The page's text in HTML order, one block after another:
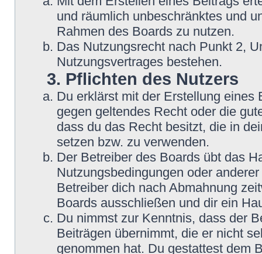
und räumlich unbeschränktes und
Rahmen des Boards zu nutzen.
Das Nutzungsrecht nach Punkt 2,
Nutzungsvertrages bestehen.
3. Pflichten des Nutzers
Du erklärst mit der Erstellung eines
gegen geltendes Recht oder die
dass du das Recht besitzt, die in
setzen bzw. zu verwenden.
Der Betreiber des Boards übt das
Nutzungsbedingungen oder
Betreiber dich nach Abmahnung
Boards ausschließen und dir ein
Du nimmst zur Kenntnis, dass der
Beiträgen übernimmt, die er nicht
genommen hat. Du gestattest dem